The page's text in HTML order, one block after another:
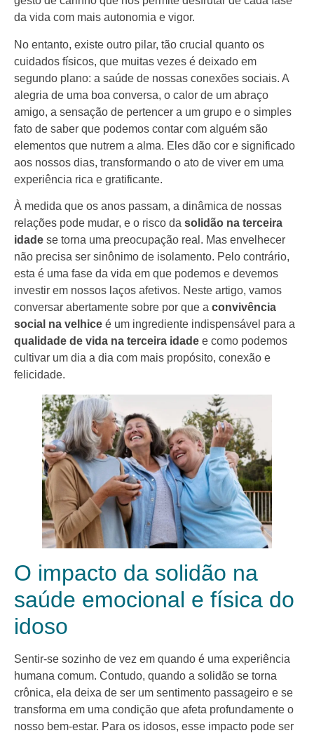
da vida com mais autonomia e vigor.
No entanto, existe outro pilar, tão crucial quanto os
cuidados físicos, que muitas vezes é deixado em
segundo plano: a saúde de nossas conexões sociais. A
alegria de uma boa conversa, o calor de um abraço
amigo, a sensação de pertencer a um grupo e o simples
fato de saber que podemos contar com alguém são
elementos que nutrem a alma. Eles dão cor e significado
aos nossos dias, transformando o ato de viver em uma
experiência rica e gratificante.
À medida que os anos passam, a dinâmica de nossas
relações pode mudar, e o risco da solidão na terceira
idade se torna uma preocupação real. Mas envelhecer
não precisa ser sinônimo de isolamento. Pelo contrário,
esta é uma fase da vida em que podemos e devemos
investir em nossos laços afetivos. Neste artigo, vamos
conversar abertamente sobre por que a convivência
social na velhice é um ingrediente indispensável para a
qualidade de vida na terceira idade e como podemos
cultivar um dia a dia com mais propósito, conexão e
felicidade.
O impacto da solidão na
saúde emocional e física do
idoso
Sentir-se sozinho de vez em quando é uma experiência
humana comum. Contudo, quando a solidão se torna
crônica, ela deixa de ser um sentimento passageiro e se
transforma em uma condição que afeta profundamente o
nosso bem-estar. Para os idosos, esse impacto pode ser